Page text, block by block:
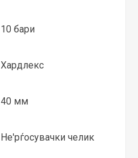
10 бари
Хардлекс
40 мм
Не'рѓосувачки челик